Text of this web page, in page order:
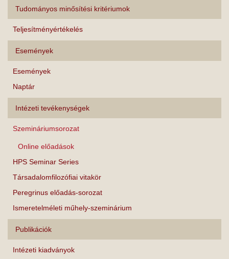
Tudományos minősítési kritériumok
Teljesítményértékelés
Események
Események
Naptár
Intézeti tevékenységek
Szemináriumsorozat
Online előadások
HPS Seminar Series
Társadalomfilozófiai vitakör
Peregrinus előadás-sorozat
Ismeretelméleti műhely-szeminárium
Publikációk
Intézeti kiadványok